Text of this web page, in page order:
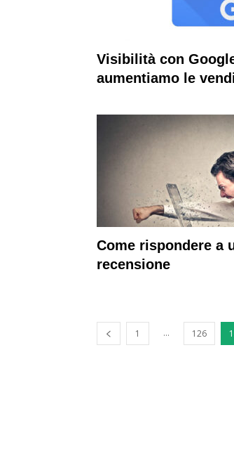
Visibilità con
aumentiamo le
Come rispondere a
recensione
1 ... 126